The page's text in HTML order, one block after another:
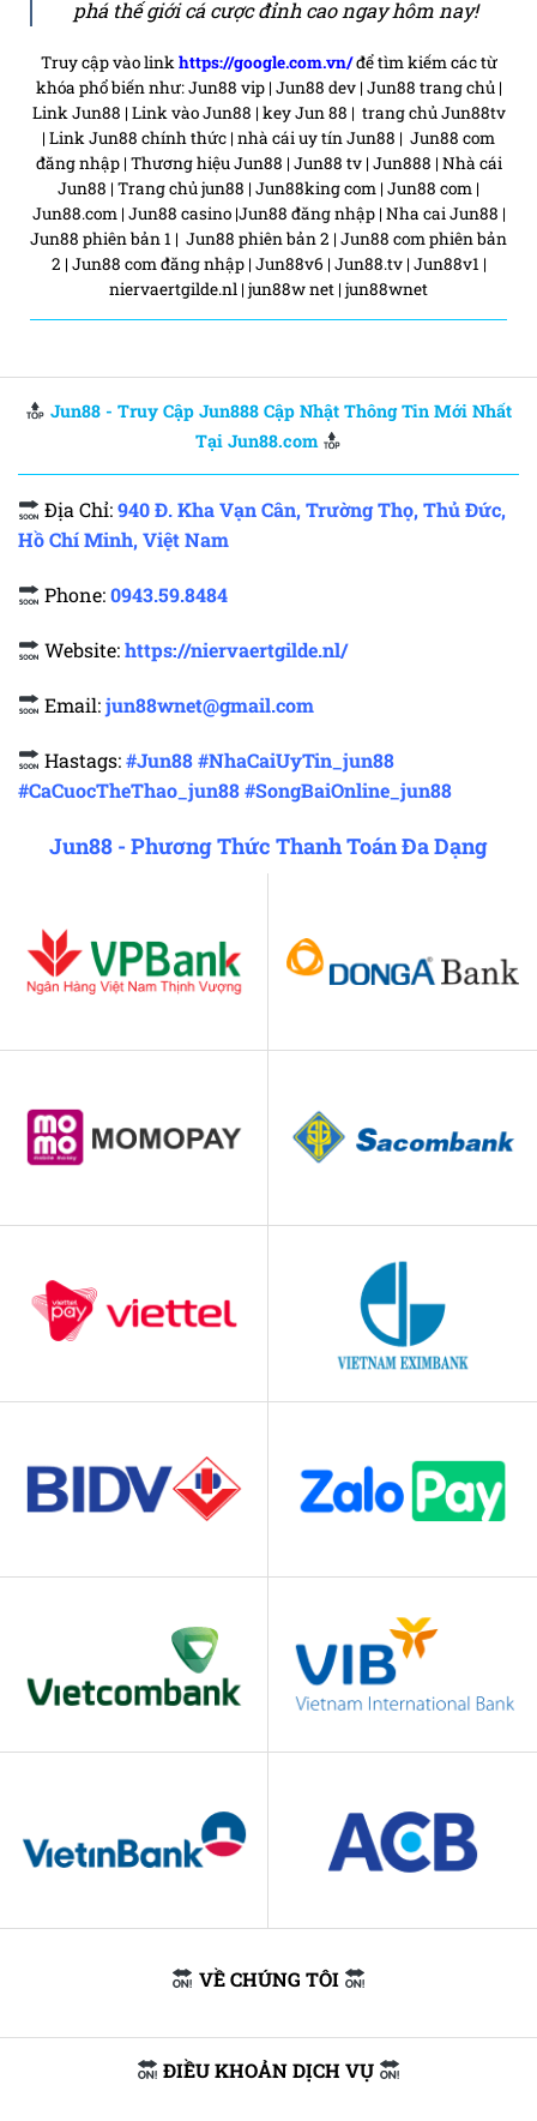
phá thế giới cá cược đỉnh cao ngay hôm nay!
Truy cập vào linkhttps://google.com.vn/để tìm kiếm các từ
khóa phổ biến như: Jun88 vip | Jun88 dev | Jun88 trang chủ |
Link Jun88 | Link vào Jun88 | key Jun 88 | trang chủ Jun88tv
| Link Jun88 chính thức | nhà cái uy tín Jun88 | Jun88 com
đăng nhập | Thương hiệu Jun88 | Jun88 tv | Jun888 | Nhà cái
Jun88 | Trang chủ jun88 | Jun88king com | Jun88 com |
Jun88.com | Jun88 casino |Jun88 đăng nhập | Nha cai Jun88 |
Jun88 phiên bản 1 | Jun88 phiên bản 2 | Jun88 com phiên bản
2 | Jun88 com đăng nhập | Jun88v6 | Jun88.tv | Jun88v1 |
niervaertgilde.nl | jun88w net | jun88wnet
Jun88 - Truy Cập Jun888 Cập Nhật Thông Tin Mới Nhất
Tại Jun88.com
Địa Chỉ:940 Đ. Kha Vạn Cân, Trường Thọ, Thủ Đức,
Hồ Chí Minh, Việt Nam
Phone:0943.59.8484
Website:https://niervaertgilde.nl/
Email:jun88wnet@gmail.com
Hastags:#Jun88 #NhaCaiUyTin_jun88
#CaCuocTheThao_jun88 #SongBaiOnline_jun88
Jun88 - Phương Thức Thanh Toán Đa Dạng
VỀ CHÚNG TÔI
ĐIỀU KHOẢN DỊCH VỤ